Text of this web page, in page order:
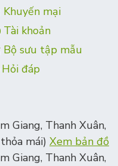
Khuyến mại
Tài khoản
Bộ sưu tập mẫu
Hỏi đáp
Giang, Thanh Xuân,
mái) Xem bản đồ
Giang, Thanh Xuân,